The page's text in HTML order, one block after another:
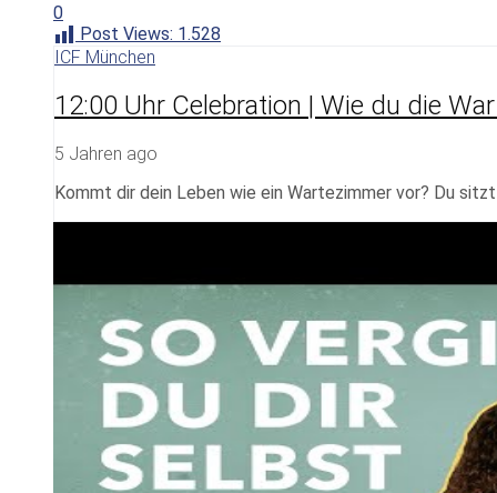
0
Post Views: 1.528
ICF München
12:00 Uhr Celebration | Wie du die
5 Jahren ago
Kommt dir dein Leben wie ein Wartezimmer vor? Du